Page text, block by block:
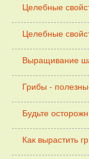
Целебные
Целебные
Выращивание
Грибы -
Будьте
Как вырастить